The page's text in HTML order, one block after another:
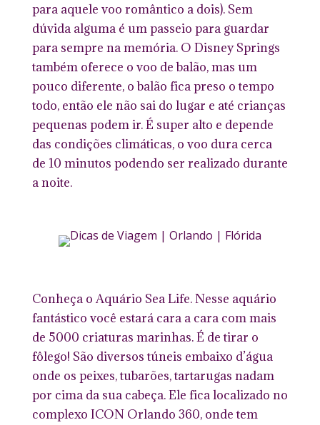
para aquele voo romântico a dois). Sem
dúvida alguma é um passeio para guardar
para sempre na memória. O Disney Springs
também oferece o voo de balão, mas um
pouco diferente, o balão fica preso o tempo
todo, então ele não sai do lugar e até crianças
pequenas podem ir. É super alto e depende
das condições climáticas, o voo dura cerca
de 10 minutos podendo ser realizado durante
a noite.
Conheça o Aquário Sea Life. Nesse aquário
fantástico você estará cara a cara com mais
de 5000 criaturas marinhas. É de tirar o
fôlego! São diversos túneis embaixo d’água
onde os peixes, tubarões, tartarugas nadam
por cima da sua cabeça. Ele fica localizado no
complexo ICON Orlando 360, onde tem